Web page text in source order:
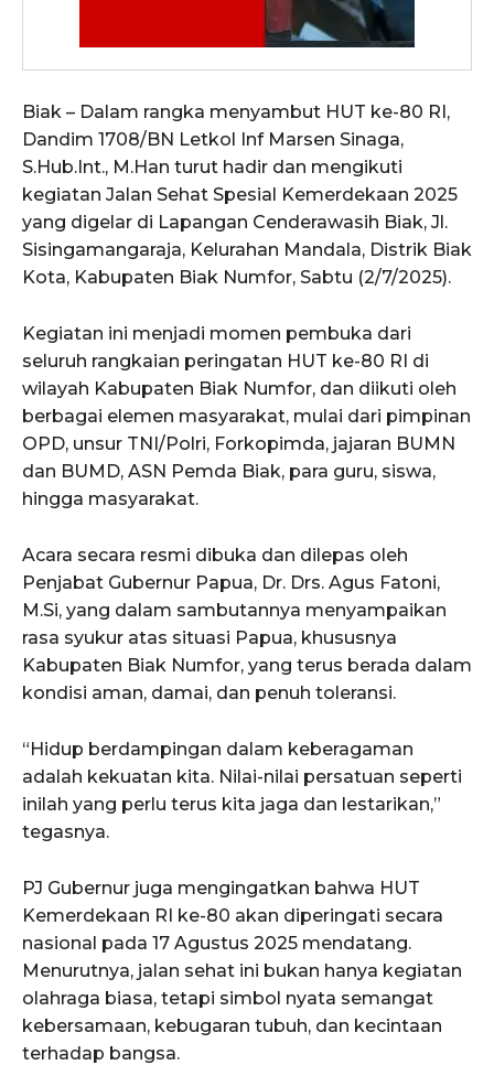
Biak – Dalam rangka menyambut HUT ke-80 RI,
Dandim 1708/BN Letkol Inf Marsen Sinaga,
S.Hub.Int., M.Han turut hadir dan mengikuti
kegiatan Jalan Sehat Spesial Kemerdekaan 2025
yang digelar di Lapangan Cenderawasih Biak, Jl.
Sisingamangaraja, Kelurahan Mandala, Distrik Biak
Kota, Kabupaten Biak Numfor, Sabtu (2/7/2025).
Kegiatan ini menjadi momen pembuka dari
seluruh rangkaian peringatan HUT ke-80 RI di
wilayah Kabupaten Biak Numfor, dan diikuti oleh
berbagai elemen masyarakat, mulai dari pimpinan
OPD, unsur TNI/Polri, Forkopimda, jajaran BUMN
dan BUMD, ASN Pemda Biak, para guru, siswa,
hingga masyarakat.
Acara secara resmi dibuka dan dilepas oleh
Penjabat Gubernur Papua, Dr. Drs. Agus Fatoni,
M.Si, yang dalam sambutannya menyampaikan
rasa syukur atas situasi Papua, khususnya
Kabupaten Biak Numfor, yang terus berada dalam
kondisi aman, damai, dan penuh toleransi.
“Hidup berdampingan dalam keberagaman
adalah kekuatan kita. Nilai-nilai persatuan seperti
inilah yang perlu terus kita jaga dan lestarikan,”
tegasnya.
PJ Gubernur juga mengingatkan bahwa HUT
Kemerdekaan RI ke-80 akan diperingati secara
nasional pada 17 Agustus 2025 mendatang.
Menurutnya, jalan sehat ini bukan hanya kegiatan
olahraga biasa, tetapi simbol nyata semangat
kebersamaan, kebugaran tubuh, dan kecintaan
terhadap bangsa.